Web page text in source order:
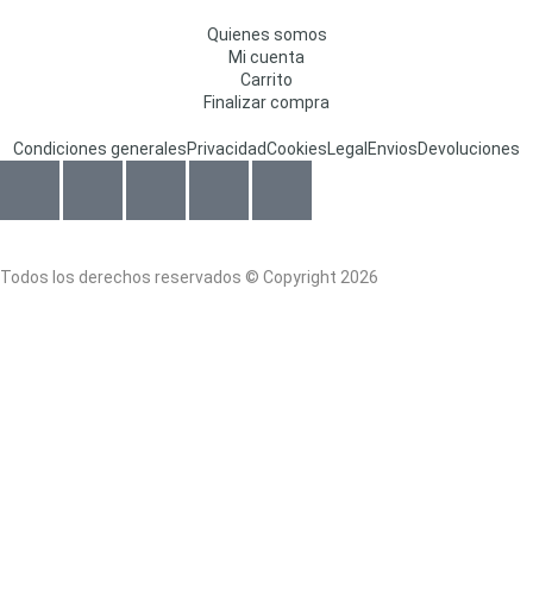
Quienes somos
Mi cuenta
Carrito
Finalizar compra
Condiciones generalesPrivacidadCookiesLegal EnviosDevoluciones
Todos los derechos reservados © Copyright 2026